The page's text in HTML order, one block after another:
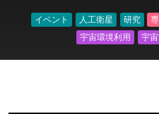
イベント 人工衛星 研究
宇宙環境利用
宇